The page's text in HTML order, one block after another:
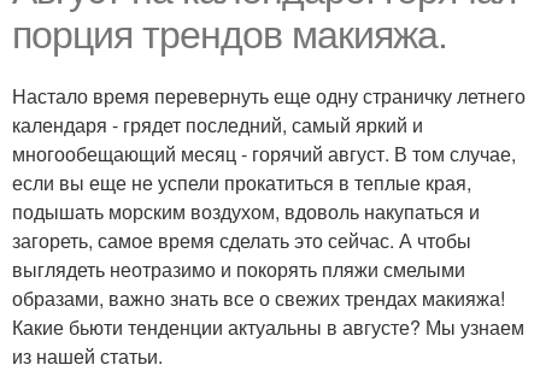
порция трендов макияжа.
Настало время перевернуть еще одну страничку летнего
календаря - грядет последний, самый яркий и
многообещающий месяц - горячий август. В том случае,
если вы еще не успели прокатиться в теплые края,
подышать морским воздухом, вдоволь накупаться и
загореть, самое время сделать это сейчас. А чтобы
выглядеть неотразимо и покорять пляжи смелыми
образами, важно знать все о свежих трендах макияжа!
Какие бьюти тенденции актуальны в августе? Мы узнаем
из нашей статьи.